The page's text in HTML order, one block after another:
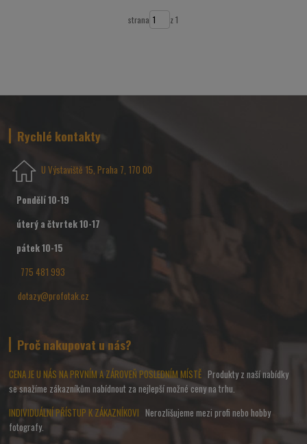
strana z 1
Rychlé kontakty
U Výstaviště 15, Praha 7, 170 00
Pondělí 10-19
úterý a čtvrtek 10-17
pátek 10-15
775 481 993
dotazy@profotak.cz
Proč nakupovat u nás?
CENA JE U NÁS NA PRVNÍM A ZÁROVEŇ POSLEDNÍM MÍSTĚ Produkty z naší nabídky
se snažíme zákazníkům nabídnout za nejlepší možné ceny na trhu.
INDIVIDUÁLNÍ PŘÍSTUP K ZÁKAZNÍKOVINerozlišujeme mezi profi nebo hobby
fotografy.